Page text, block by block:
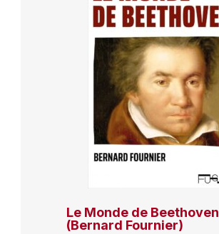
Le Monde de Beethoven
(Bernard Fournier)